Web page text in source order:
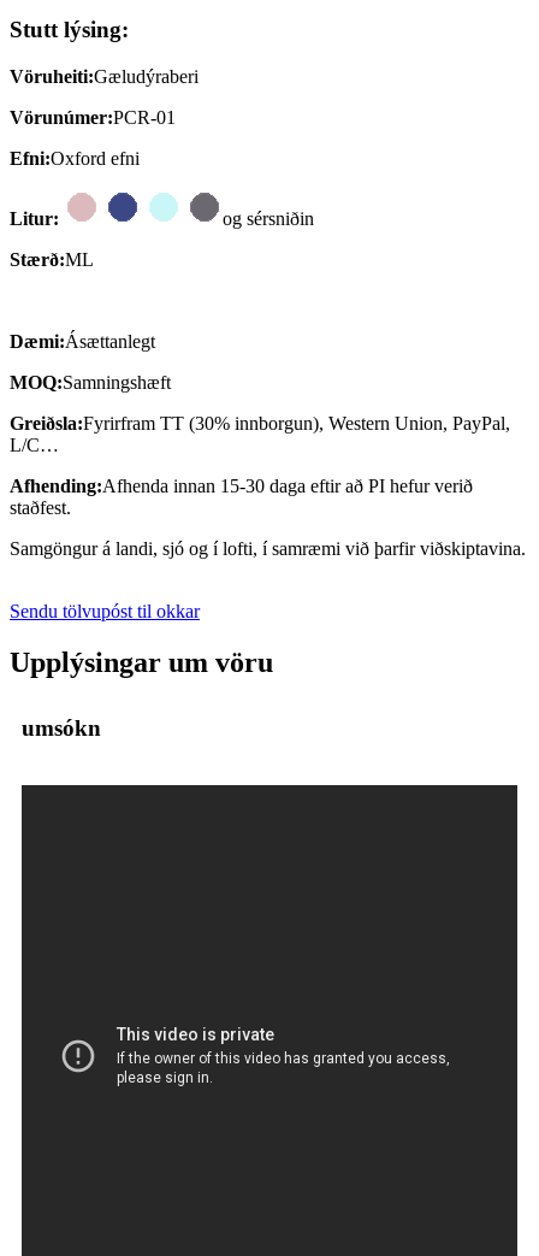
Stutt lýsing:
Vöruheiti:Gæludýraberi
Vörunúmer:PCR-01
Efni:Oxford efni
Litur:
og sérsniðin
Stærð:ML
Dæmi:Ásættanlegt
MOQ:Samningshæft
Greiðsla:Fyrirfram TT (30% innborgun), Western Union, PayPal,
L/C…
Afhending:Afhenda innan 15-30 daga eftir að PI hefur verið
staðfest.
Samgöngur á landi, sjó og í lofti, í samræmi við þarfir viðskiptavina.
Sendu tölvupóst til okkar
Upplýsingar um vöru
umsókn